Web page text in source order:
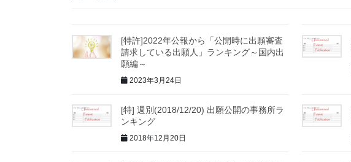
[特許]2022年公報から「公開時に出願審査
請求している出願人」ランキング～国内出
願編～
2023年3月24日
[特] 週別(2018/12/20) 出願公開の事務所ラ
ンキング
2018年12月20日